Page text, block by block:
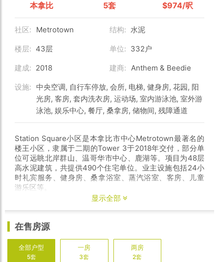
本拿比 5套 $974/呎
社区: Metrotown 结构: 水泥
楼层: 43层 单位: 332户
建成: 2018 建商: Anthem & Beedie
设施: 中央空调, 自行车停放, 会所, 电梯, 健身房, 花园, 阳
光房, 客房, 套内洗衣房, 运动场, 室内游泳池, 室外游
泳池, 娱乐中心, 餐厅, 桑拿房, 储物间, 残障通道
Station Square小区是本拿比市中心Metrotown最著名的
楼王小区，隶属于二期的Tower 3于2018年交付，部分单
位可远眺北岸群山、温哥华市中心、鹿湖等。项目为48层
高水泥建筑，共提供490个住宅单位。业主设施包括24小
时礼宾服务、健身房、桑拿浴室、蒸汽浴室、客房、儿童
游乐区等。
Metrotown餐馆林立、丽晶广场、本拿比图书馆、中央公
丽晶商圈、车站广场商圈等，使得Metrotown成为都是大
温地区最繁华的社区之一。这里也是大温地区重要的交通
显示全部
在售房源
全部户型
5套
一房
3套
两房
2套